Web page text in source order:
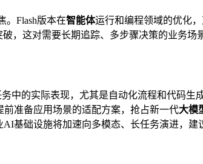
。Flash版本在智能体运行和编程领域的优化
，这对需要长期追踪、多步骤决策的业务场
中的实际表现，尤其是自动化流程和代码生
前准备应用场景的适配方案，抢占新一代大模
基础设施将加速向多模态、长任务演进，建